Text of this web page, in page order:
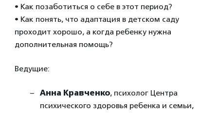
• Как позаботиться о себе в этот период?
• Как понять, что адаптация в детском саду
проходит хорошо, а когда ребенку нужна
дополнительная помощь?
Ведущие:
Анна Кравченко, психолог Центра
психического здоровья ребенка и семьи,